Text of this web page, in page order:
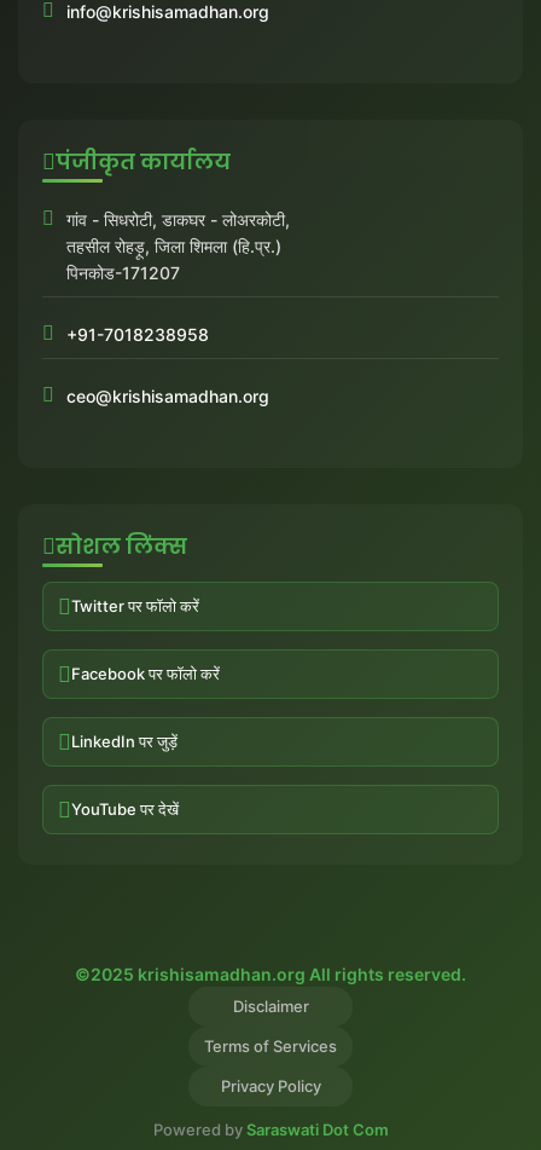
info@krishisamadhan.org
पंजीकृत कार्यालय
गांव - सिधरोटी, डाकघर - लोअरकोटी,
तहसील रोहड़ू, जिला शिमला (हि.प्र.)
पिनकोड-171207
+91-7018238958
ceo@krishisamadhan.org
सोशल लिंक्स
Twitter पर फॉलो करें
Facebook पर फॉलो करें
LinkedIn पर जुड़ें
YouTube पर देखें
©2025 krishisamadhan.org All rights reserved.
Disclaimer
Terms of Services
Privacy Policy
Powered bySaraswati Dot Com